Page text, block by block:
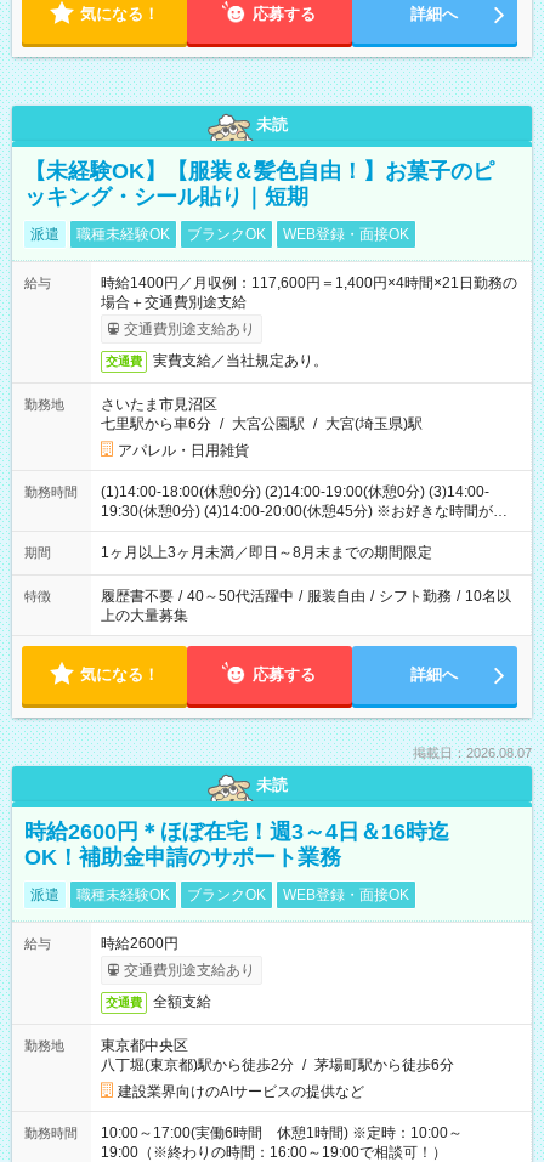
気になる！ 応募する 詳細へ
未読
【未経験OK】【服装＆髪色自由！】お菓子のピ
ッキング・シール貼り｜短期
派遣 職種未経験OK ブランクOK WEB登録・面接OK
給与
時給1400円／月収例：117,600円＝1,400円×4時間×21日勤務の
場合＋交通費別途支給
交通費別途支給あり
交通費 実費支給／当社規定あり。
勤務地
さいたま市見沼区
七里駅から車6分 / 大宮公園駅 / 大宮(埼玉県)駅
アパレル・日用雑貨
勤務時間
(1)14:00-18:00(休憩0分) (2)14:00-19:00(休憩0分) (3)14:00-
19:30(休憩0分) (4)14:00-20:00(休憩45分) ※お好きな時間が選べ
ます
期間 1ヶ月以上3ヶ月未満／即日～8月末までの期間限定
特徴 履歴書不要 / 40～50代活躍中 / 服装自由 / シフト勤務 / 10名以
上の大量募集
気になる！ 応募する 詳細へ
掲載日：2026.08.07
未読
時給2600円＊ほぼ在宅！週3～4日＆16時迄
OK！補助金申請のサポート業務
派遣 職種未経験OK ブランクOK WEB登録・面接OK
給与
時給2600円
交通費別途支給あり
交通費 全額支給
勤務地
東京都中央区
八丁堀(東京都)駅から徒歩2分 / 茅場町駅から徒歩6分
建設業界向けのAIサービスの提供など
勤務時間
10:00～17:00(実働6時間 休憩1時間) ※定時：10:00～
19:00（※終わりの時間：16:00～19:00で相談可！）